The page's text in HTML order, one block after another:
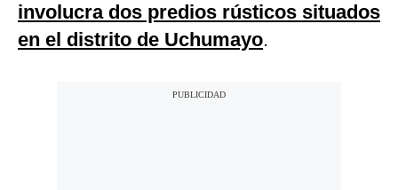
involucra dos predios rústicos situados
en el distrito de Uchumayo.